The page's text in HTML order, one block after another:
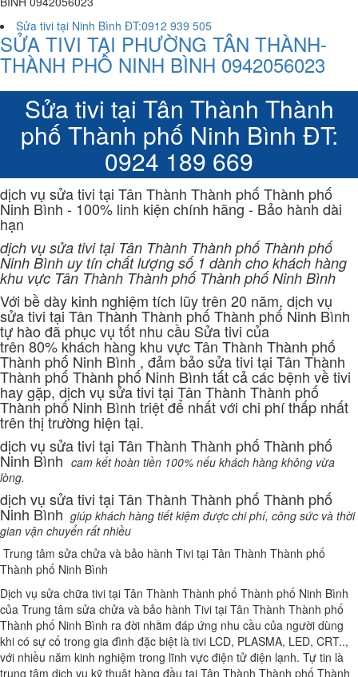
Sửa tivi tại Ninh Bình ĐT:0912 939 505
SỬA TIVI TẠI PHƯỜNG TÂN THÀNH-
THÀNH PHỐ NINH BÌNH 0942056023
Sửa tivi tại Tân Thành Thành
phố Thành phố Ninh Bình ĐT:
0924 189 669
dịch vụ sửa tivi tại Tân Thành Thành phố Thành phố
Ninh Bình - 100% linh kiện chính hãng - Bảo hành dài
hạn
dịch vụ sửa tivi tại Tân Thành Thành phố Thành phố
Ninh Bình uy tín chất lượng số 1 dành cho khách hàng
khu vực Tân Thành Thành phố Thành phố Ninh Bình
Với bề dày kinh nghiệm tích lũy trên 20 năm, dịch vụ
sửa tivi tại Tân Thành Thành phố Thành phố Ninh Bình
tự hào đã phục vụ tốt nhu cầu Sửa tivi của
trên 80% khách hàng khu vực Tân Thành Thành phố
Thành phố Ninh Bình , đảm bảo sửa tivi tại Tân Thành
Thành phố Thành phố Ninh Bình tất cả các bệnh về tivi
hay gặp, dịch vụ sửa tivi tại Tân Thành Thành phố
Thành phố Ninh Bình triệt để nhất với chi phí thấp nhất
trên thị trường hiện tại.
dịch vụ sửa tivi tại Tân Thành Thành phố Thành phố
Ninh Bình cam kết hoàn tiền 100% nếu khách hàng không vừa
lòng.
dịch vụ sửa tivi tại Tân Thành Thành phố Thành phố
Ninh Bình giúp khách hàng tiết kiệm được chi phí, công sức và thời
gian vận chuyển rất nhiều
Trung tâm sửa chửa và bảo hành Tivi tại Tân Thành Thành phố
Thành phố Ninh Bình
Dịch vụ sửa chữa tivi tại Tân Thành Thành phố Thành phố Ninh Bình
của Trung tâm sửa chửa và bảo hành Tivi tại Tân Thành Thành phố
Thành phố Ninh Bình ra đời nhằm đáp ứng nhu cầu của người dùng
khi có sự cố trong gia đình đặc biệt là tivi LCD, PLASMA, LED, CRT..,
với nhiều năm kinh nghiệm trong lĩnh vực điện tử điện lạnh. Tự tin là
trung tâm dịch vụ kỹ thuật hàng đầu tại Tân Thành Thành phố Thành